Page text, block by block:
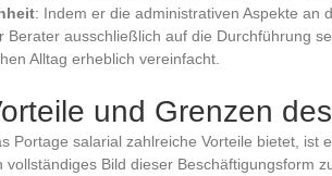
: Indem er die administrativen Aspekte an
Berater ausschließlich auf die Durchführung
Alltag erheblich vereinfacht.
und Grenzen
Portage salarial zahlreiche Vorteile bietet, ist
vollständiges Bild dieser Beschäftigungsform